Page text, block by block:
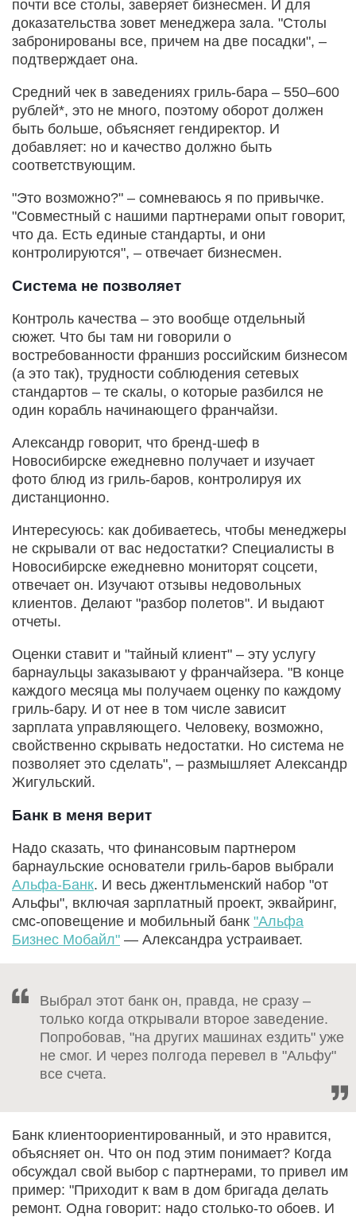
почти все столы, заверяет бизнесмен. И для
доказательства зовет менеджера зала. "Столы
забронированы все, причем на две посадки", –
подтверждает она.
Средний чек в заведениях гриль-бара – 550–600
рублей*, это не много, поэтому оборот должен
быть больше, объясняет гендиректор. И
добавляет: но и качество должно быть
соответствующим.
"Это возможно?" – сомневаюсь я по привычке.
"Совместный с нашими партнерами опыт говорит,
что да. Есть единые стандарты, и они
контролируются", – отвечает бизнесмен.
Система не позволяет
Контроль качества – это вообще отдельный
сюжет. Что бы там ни говорили о
востребованности франшиз российским бизнесом
(а это так), трудности соблюдения сетевых
стандартов – те скалы, о которые разбился не
один корабль начинающего франчайзи.
Александр говорит, что бренд-шеф в
Новосибирске ежедневно получает и изучает
фото блюд из гриль-баров, контролируя их
дистанционно.
Интересуюсь: как добиваетесь, чтобы менеджеры
не скрывали от вас недостатки? Специалисты в
Новосибирске ежедневно мониторят соцсети,
отвечает он. Изучают отзывы недовольных
клиентов. Делают "разбор полетов". И выдают
отчеты.
Оценки ставит и "тайный клиент" – эту услугу
барнаульцы заказывают у франчайзера. "В конце
каждого месяца мы получаем оценку по каждому
гриль-бару. И от нее в том числе зависит
зарплата управляющего. Человеку, возможно,
свойственно скрывать недостатки. Но система не
позволяет это сделать", – размышляет Александр
Жигульский.
Банк в меня верит
Надо сказать, что финансовым партнером
барнаульские основатели гриль-баров выбрали
Альфа-Банк. И весь джентльменский набор "от
Альфы", включая зарплатный проект, эквайринг,
смс-оповещение и мобильный банк "Альфа
Бизнес Мобайл" — Александра устраивает.
Выбрал этот банк он, правда, не сразу –
только когда открывали второе заведение.
Попробовав, "на других машинах ездить" уже
не смог. И через полгода перевел в "Альфу"
все счета.
Банк клиентоориентированный, и это нравится,
объясняет он. Что он под этим понимает? Когда
обсуждал свой выбор с партнерами, то привел им
пример: "Приходит к вам в дом бригада делать
ремонт. Одна говорит: надо столько-то обоев. И